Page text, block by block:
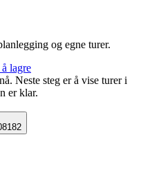
og egne turer.
lagre
Neste steg er å vise turer i
er klar.